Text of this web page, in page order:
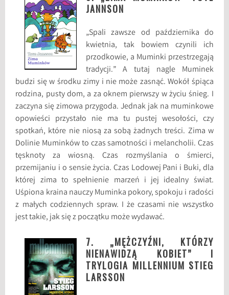
JANNSON
„Spali zawsze od października do
kwietnia, tak bowiem czynili ich
przodkowie, a Muminki przestrzegają
tradycji.” A tutaj nagle Muminek
budzi się w środku zimy i nie może zasnąć. Wokół śpiąca
rodzina, pusty dom, a za oknem pierwszy w życiu śnieg. I
zaczyna się zimowa przygoda. Jednak jak na muminkowe
opowieści przystało nie ma tu pustej wesołości, czy
spotkań, które nie niosą za sobą żadnych treści. Zima w
Dolinie Muminków to czas samotności i melancholii. Czas
tęsknoty za wiosną. Czas rozmyślania o śmierci,
przemijaniu i o sensie życia. Czas Lodowej Pani i Buki, dla
której zima to spełnienie marzeń i jej idealny świat.
Uśpiona kraina nauczy Muminka pokory, spokoju i radości
z małych codziennych spraw. I że czasami nie wszystko
jest takie, jak się z początku może wydawać.
7. „MĘŻCZYŹNI, KTÓRZY
NIENAWIDZĄ KOBIET” I
TRYLOGIA MILLENNIUM STIEG
LARSSON